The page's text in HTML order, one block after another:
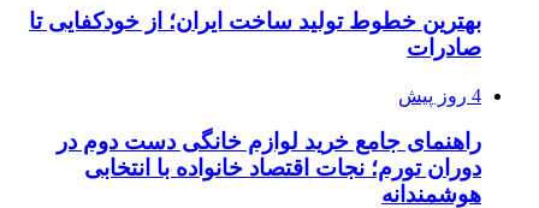
بهترین خطوط تولید ساخت ایران؛ از خودکفایی تا
صادرات
4 روز پیش
راهنمای جامع خرید لوازم خانگی دست دوم در
دوران تورم؛ نجات اقتصاد خانواده با انتخابی
هوشمندانه